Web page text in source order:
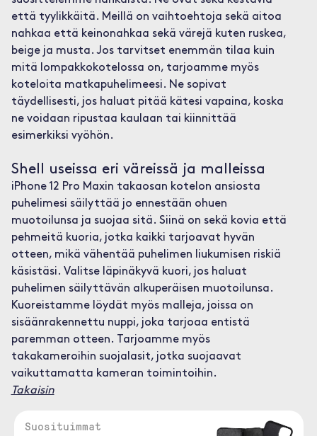
että tyylikkäitä. Meillä on vaihtoehtoja sekä aitoa
nahkaa että keinonahkaa sekä värejä kuten ruskea,
beige ja musta. Jos tarvitset enemmän tilaa kuin
mitä lompakkokotelossa on, tarjoamme myös
koteloita matkapuhelimeesi. Ne sopivat
täydellisesti, jos haluat pitää kätesi vapaina, koska
ne voidaan ripustaa kaulaan tai kiinnittää
esimerkiksi vyöhön.
Shell useissa eri väreissä ja malleissa
iPhone 12 Pro Maxin takaosan kotelon ansiosta
puhelimesi säilyttää jo ennestään ohuen
muotoilunsa ja suojaa sitä. Siinä on sekä kovia että
pehmeitä kuoria, jotka kaikki tarjoavat hyvän
otteen, mikä vähentää puhelimen liukumisen riskiä
käsistäsi. Valitse läpinäkyvä kuori, jos haluat
puhelimen säilyttävän alkuperäisen muotoilunsa.
Kuoreistamme löydät myös malleja, joissa on
sisäänrakennettu nuppi, joka tarjoaa entistä
paremman otteen. Tarjoamme myös
takakameroihin suojalasit, jotka suojaavat
vaikuttamatta kameran toimintoihin.
Takaisin
Suosituimmat